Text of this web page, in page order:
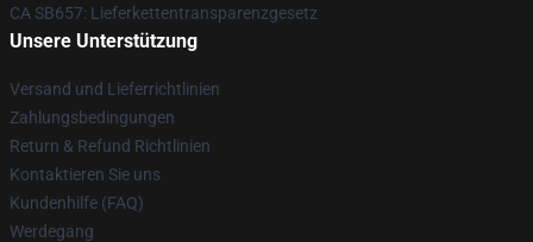
CA SB657: Lieferkettentransparenzgesetz
Unsere Unterstützung
Versand und Lieferrichtlinien
Zahlungsbedingungen
Return & Refund Richtlinien
Kontaktieren Sie uns
Kundenhilfe (FAQ)
Werdegang